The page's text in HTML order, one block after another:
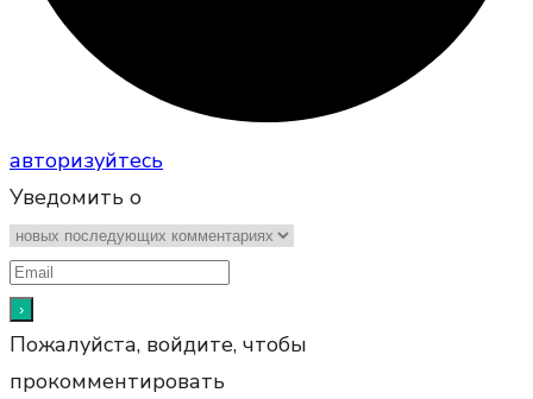
авторизуйтесь
Уведомить о
Пожалуйста, войдите, чтобы
прокомментировать